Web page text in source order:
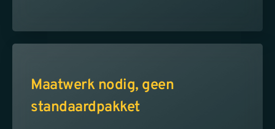
Maatwerk nodig, geen
standaardpakket